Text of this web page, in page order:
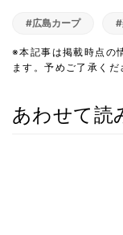
#広島カープ #
※本記事は掲載時点の
ます。予めご了承くだ
あわせて読